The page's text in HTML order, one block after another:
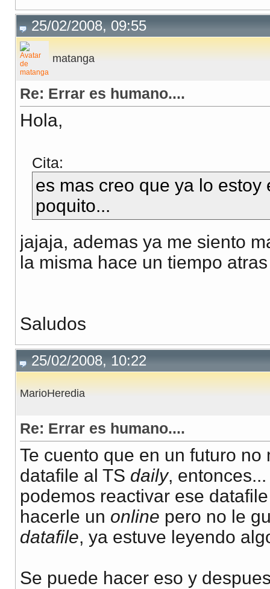
25/02/2008, 09:55
matanga
Re: Errar es humano....
Hola,
Cita:
es mas creo que ya lo
poquito...
jajaja, ademas ya me siento
la misma hace un tiempo
Saludos
25/02/2008, 10:22
MarioHeredia
Re: Errar es humano....
Te cuento que en un futuro
datafile al TS daily, entonces...
podemos reactivar ese
hacerle un online pero no le
datafile, ya estuve leyendo
Se puede hacer eso y